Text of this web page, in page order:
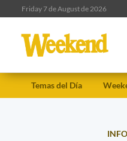
Friday 7 de August de 2026
Temas del Día